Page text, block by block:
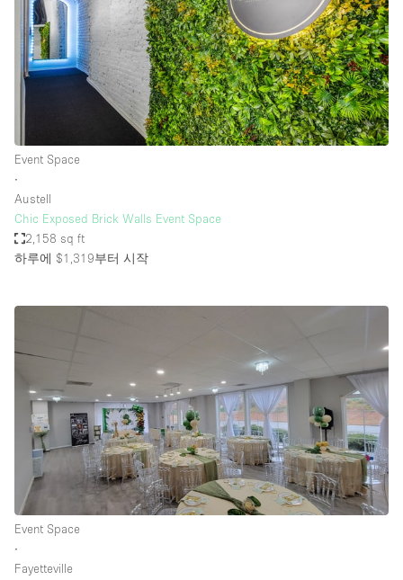
Event Space
∙
Austell
Chic Exposed Brick Walls Event Space
2,158 sq ft
하루에 $1,319부터 시작
Event Space
∙
Fayetteville